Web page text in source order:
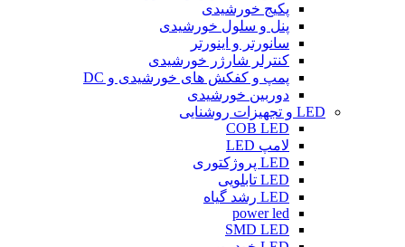
پکیج خورشیدی
پنل و سلول خورشیدی
سانورتر و اینورتر
کنترلر شارژر خورشیدی
پمپ و کفکش های خورشیدی و DC
دوربین خورشیدی
LED و تجهیزات روشنایی
COB LED
لامپ LED
LED پروژکتوری
LED تابلویی
LED رشد گیاه
power led
SMD LED